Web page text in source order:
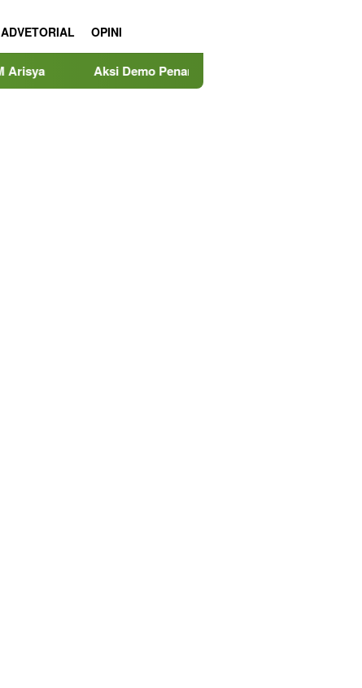
ADVETORIAL OPINI
Aksi Demo Penambang Timah di Belitung Mengemuka, Ketua